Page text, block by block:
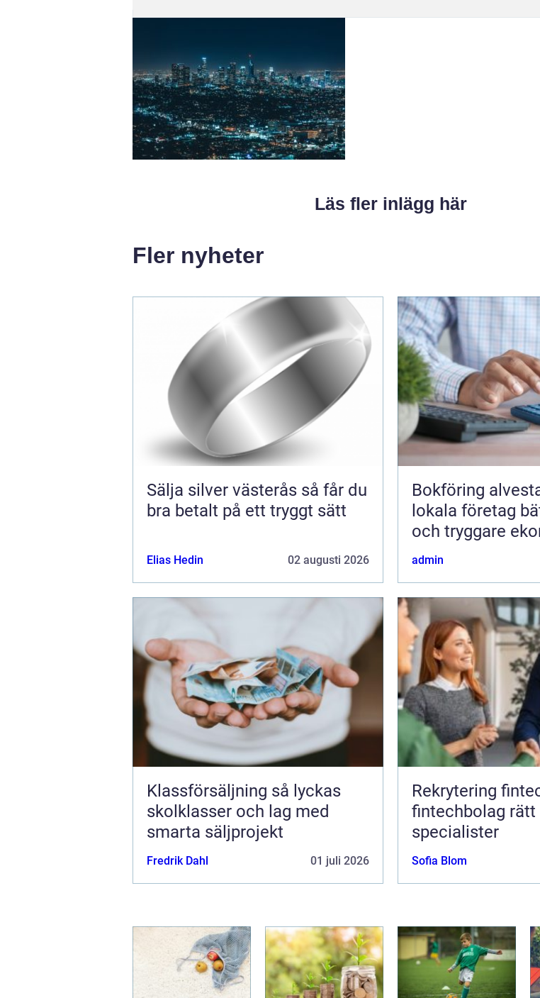
Läs fler inlägg här
Fler nyheter
Sälja silver västerås så får du
bra betalt på ett tryggt sätt
Elias Hedin 02 augusti 2026
Bokföring alvesta så
lokala företag
och tryggare
admin
Klassförsäljning så lyckas
skolklasser och lag med
smarta säljprojekt
Fredrik Dahl 01 juli 2026
Rekrytering fintech så
fintechbolag rätt
specialister
Sofia Blom